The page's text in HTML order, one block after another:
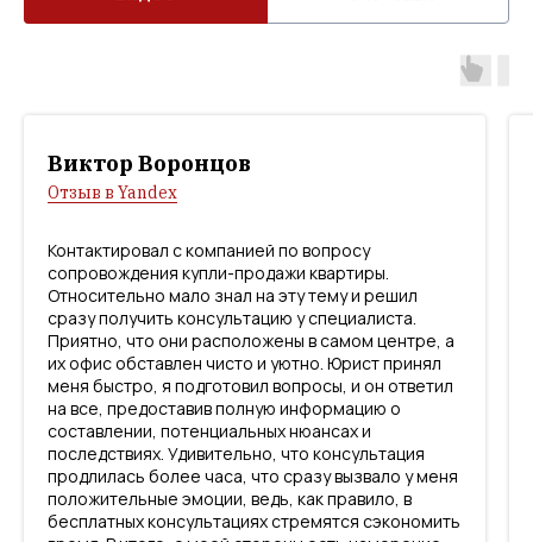
Виктор Воронцов
Отзыв в Yandex
Контактировал с компанией по вопросу
сопровождения купли-продажи квартиры.
Относительно мало знал на эту тему и решил
сразу получить консультацию у специалиста.
Приятно, что они расположены в самом центре, а
их офис обставлен чисто и уютно. Юрист принял
меня быстро, я подготовил вопросы, и он ответил
на все, предоставив полную информацию о
составлении, потенциальных нюансах и
последствиях. Удивительно, что консультация
продлилась более часа, что сразу вызвало у меня
положительные эмоции, ведь, как правило, в
бесплатных консультациях стремятся сэкономить